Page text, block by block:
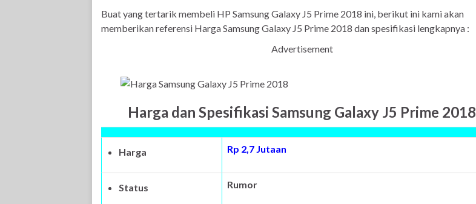
Buat yang tertarik membeli HP Samsung Galaxy J5 Prime 2018 ini, berikut ini kami akan
memberikan referensi Harga Samsung Galaxy J5 Prime 2018 dan spesifikasi lengkapnya :
Advertisement
Harga dan Spesifikasi Samsung Galaxy J5 Prime 2018
Harga Rp 2,7 Jutaan
Status Rumor